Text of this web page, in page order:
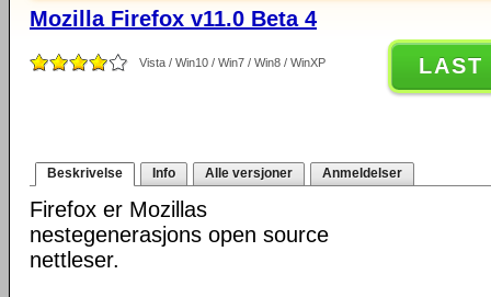
Mozilla Firefox v11.0 Beta 4
Vista / Win10 / Win7 / Win8 / WinXP LAST
Beskrivelse Info Alle versjoner Anmeldelser
Firefox er Mozillas
nestegenerasjons open source
nettleser.